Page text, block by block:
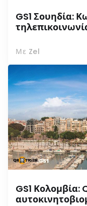
GS1 Σουηδία:
Με Zel
GS1 Κολομβία: